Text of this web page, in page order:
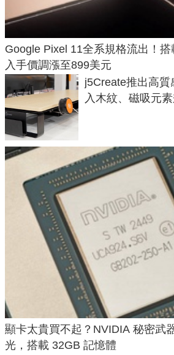
Google Pixel 11全系規格流出！搭
入手價調漲至899美元
j5Create推出高
入木紋、磁吸元
顯卡太貴買不起？NVIDIA 秘密武
光，搭載 32GB 記憶體